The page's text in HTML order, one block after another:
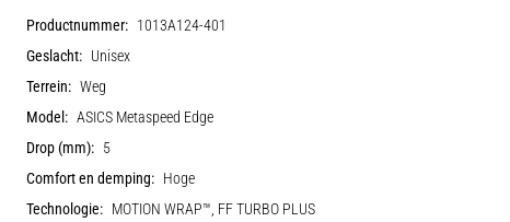
Productnummer: 1013A124-401
Geslacht: Unisex
Terrein: Weg
Model: ASICS Metaspeed Edge
Drop (mm): 5
Comfort en demping: Hoge
Technologie: MOTION WRAP™, FF TURBO PLUS